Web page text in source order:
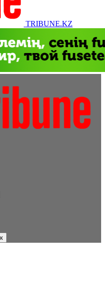
TRIBUNE.KZ